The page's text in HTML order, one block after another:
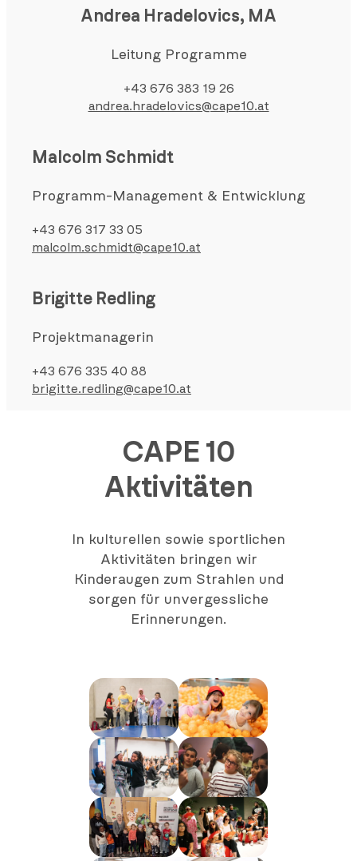
Andrea Hradelovics, MA
Leitung Programme
+43 676 383 19 26
andrea.hradelovics@cape10.at
Malcolm Schmidt
Programm-Management & Entwicklung
+43 676 317 33 05
malcolm.schmidt@cape10.at
Brigitte Redling
Projektmanagerin
+43 676 335 40 88
brigitte.redling@cape10.at
CAPE 10
Aktivitäten
In kulturellen sowie sportlichen
Aktivitäten bringen wir
Kinderaugen zum Strahlen und
sorgen für unvergessliche
Erinnerungen.